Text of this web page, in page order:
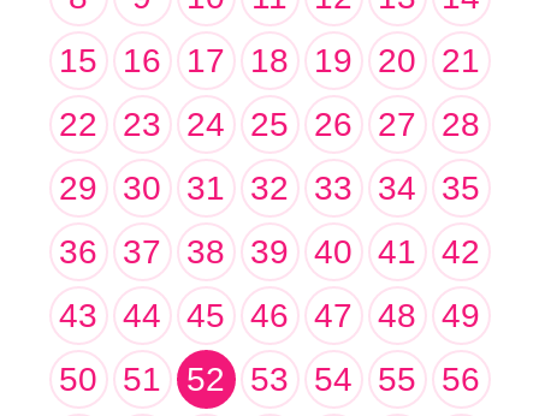
15
16 17 18 19 20
21
22
23 24 25 26 27
28
29
30 31 32 33 34
35
36
37 38 39 40 41
42
43
44 45 46 47 48
49
50
51 52 53 54 55 56